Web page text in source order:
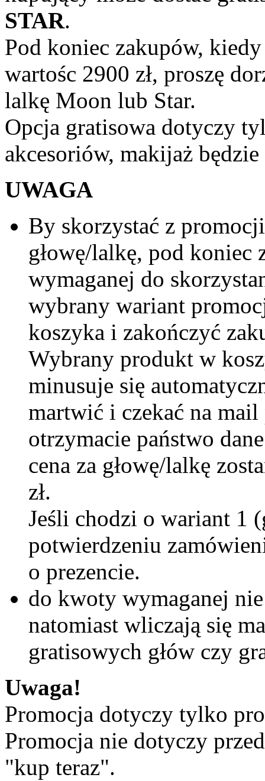
STAR.
Pod koniec zakupów,
wartośc 2900 zł, proszę
lalkę Moon lub Star.
Opcja gratisowa dotyczy
akcesoriów, makijaż
UWAGA
By skorzystać z
głowę/lalkę, pod koniec
wymaganej do
wybrany wariant
koszyka i zakończyć
Wybrany produkt w
minusuje się
martwić i czekać na
otrzymacie państwo
cena za głowę/lalkę
zł.
Jeśli chodzi o wariant 1
potwierdzeniu
o prezencie.
do kwoty wymaganej
natomiast wliczają się
gratisowych głów czy
Uwaga!
Promocja dotyczy tylko
Promocja nie dotyczy
"kup teraz".